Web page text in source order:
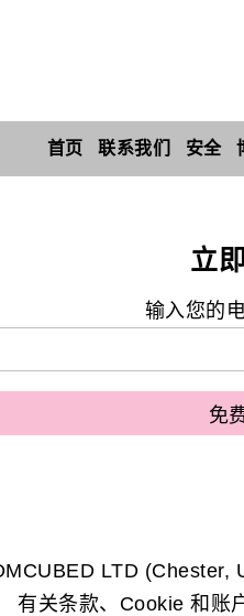
首页 联系我们 安全
立
输入您的
LTD (Chester,
有关条款、Cookie 和账